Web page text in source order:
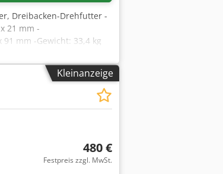
Dreibacken-Drehfutter -
21 mm -
mm -Gewicht: 33,4 kg
Kleinanzeige
480 €
Festpreis zzgl. MwSt.